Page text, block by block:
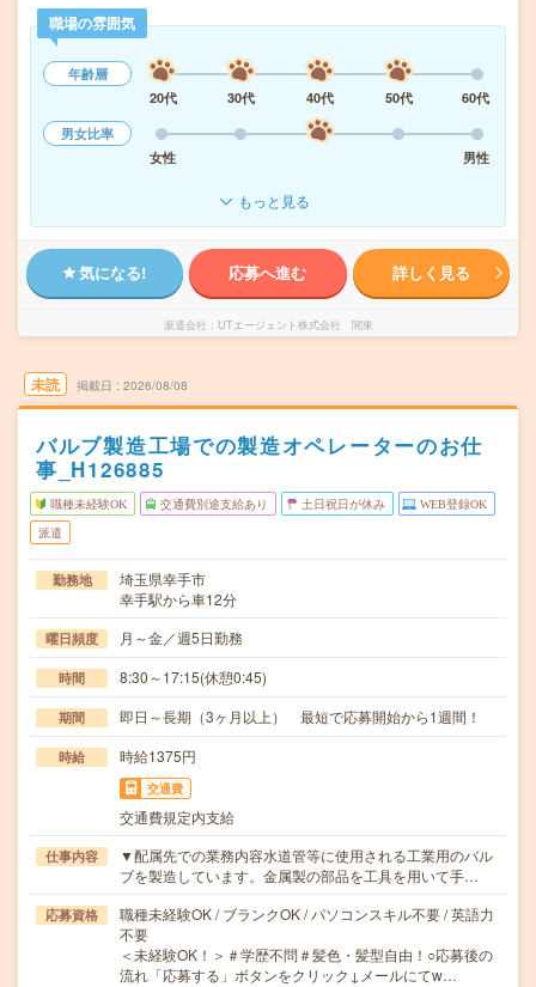
職場の雰囲気
年齢層
20代
30代 40代 50代
60代
男女比率
女性
男性
もっと見る
気になる! 応募へ進む 詳しく見る
派遣会社 UTエージェント株式会社 関東
未読 掲載日 2026/08/08
バルブ製造工場での製造オペレーターのお仕
事_H126885
職種未経験OK 交通費別途支給あり 土日祝日が休み WEB登録OK
派遣
勤務地
埼玉県幸手市
幸手駅から車12分
曜日頻度 月～金／週5日勤務
時間 8:30～17:15(休憩0:45)
期間 即日～長期（3ヶ月以上） 最短で応募開始から1週間！
時給 時給1375円
交通費
交通費規定内支給
仕事内容
▼配属先での業務内容水道管等に使用される工業用のバル
ブを製造しています。金属製の部品を工具を用いて手…
応募資格
職種未経験OK / ブランクOK / パソコンスキル不要 / 英語力
不要
＜未経験OK！＞＃学歴不問＃髪色・髪型自由！○応募後の
流れ「応募する」ボタンをクリック↓メールにてw…